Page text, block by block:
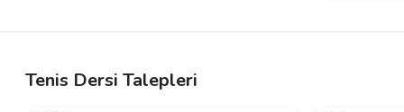
Tenis Dersi Talepleri